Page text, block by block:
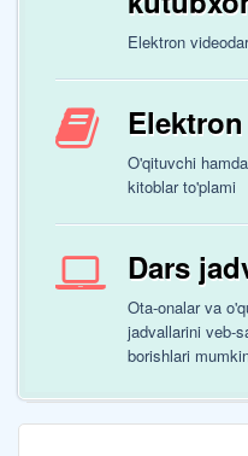
Elektron
O'qituvchi
kitoblar to'plami
Dars
Ota-onalar va
jadvallarini veb-
borishlari